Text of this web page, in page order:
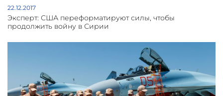
22.12.2017
Эксперт: США переформатируют силы, чтобы
продолжить войну в Сирии